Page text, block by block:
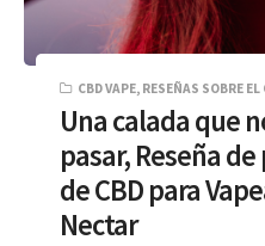
CBD VAPE, RESEÑAS SOBRE EL
Una calada que
pasar, Reseña
de CBD para
Nectar